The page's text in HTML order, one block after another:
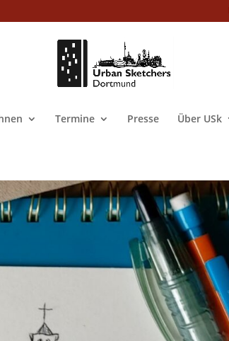
Termine Presse Über USk